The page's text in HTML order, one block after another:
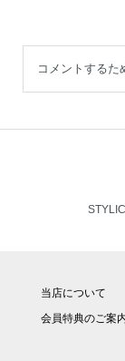
コメントするた
当店について
会員特典のご案